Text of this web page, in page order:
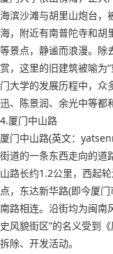
海滨沙滩与胡里山炮台，
海，附近有南普陀寺和胡
等景点，静谧而浪漫。除
赏，这里的旧建筑被喻为
门大学的发展历程中，众
迅、陈景润、余光中等都
4.厦门中山路
厦门中山路(英文：
街道的一条东西走向的道
山路长约1.2公里，西起
点，东达新华路(即今厦
南路相连。沿街均为闽南
史风貌街区”的名义受到
拆除、开发活动。